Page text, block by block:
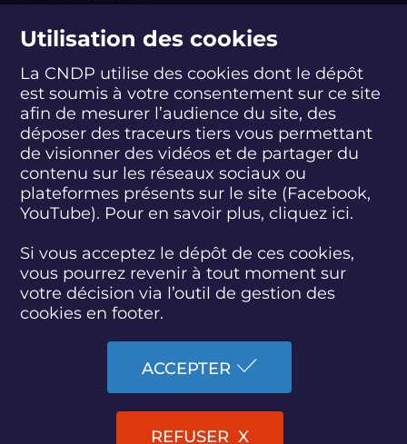
Utilisation des cookies
La CNDP utilise des cookies dont le dépôt
est soumis à votre consentement sur ce site
afin de mesurer l’audience du site, des
déposer des traceurs tiers vous permettant
de visionner des vidéos et de partager du
contenu sur les réseaux sociaux ou
plateformes présents sur le site (Facebook,
YouTube). Pour en savoir plus, cliquez ici.
Si vous acceptez le dépôt de ces cookies,
vous pourrez revenir à tout moment sur
votre décision via l’outil de gestion des
cookies en footer.
ACCEPTER
REFUSER
suivez-nous
S
u
v
n
o
u
S
u
i
v
e
-
n
o
u
s
S
u
i
v
e
-
n
o
u
s
s
L
i
S
u
i
v
e
-
n
o
s
u
r
D
a
i
S
u
i
v
e
-
n
o
s
u
r
Y
o
u
S
u
i
v
e
-
n
o
s
I
n
S
i
v
e
-
n
o
abonnez-vous
S'INSCRIRE À LA NEWSLETTER
SUIVEZ L'ACTUALITÉ DE LA CNDP